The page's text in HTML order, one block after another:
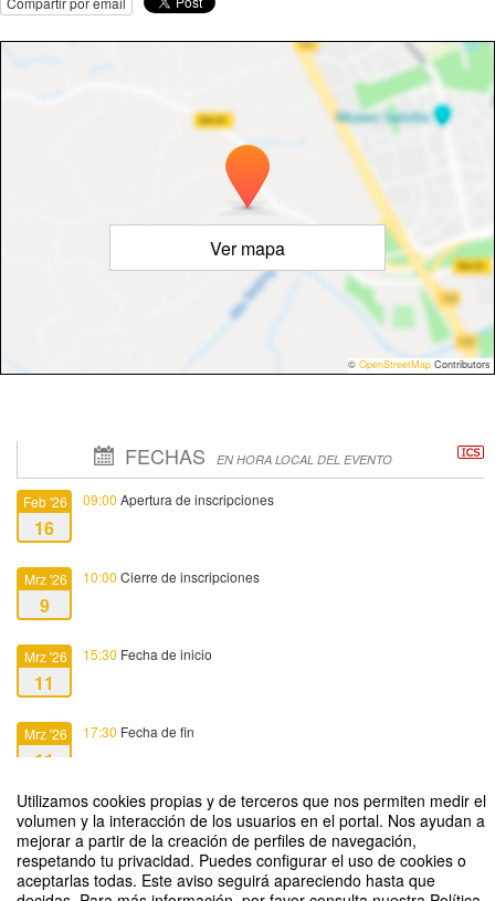
Utilizamos cookies propias y de terceros que nos permiten medir el
volumen y la interacción de los usuarios en el portal. Nos ayudan a
mejorar a partir de la creación de perfiles de navegación,
respetando tu privacidad. Puedes configurar el uso de cookies o
aceptarlas todas. Este aviso seguirá apareciendo hasta que
Ver mapa
© OpenStreetMap Contributors
FECHAS EN HORA LOCAL DEL EVENTO
Feb '26
16
09:00 Apertura de inscripciones
Mrz '26
9
10:00 Cierre de inscripciones
Mrz '26
11
15:30 Fecha de inicio
Mrz '26
11
17:30 Fecha de fin
Sistema integrado de información de proyectos de investigación. Bloque I: